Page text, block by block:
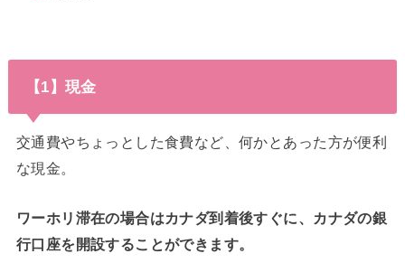
【1】現金
交通費やちょっとした食費など、何かとあった方が便利
な現金。
ワーホリ滞在の場合はカナダ到着後すぐに、カナダの銀
行口座を開設することができます。